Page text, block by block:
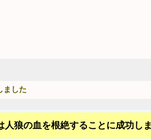
ました
人狼の血を根絶することに成功し